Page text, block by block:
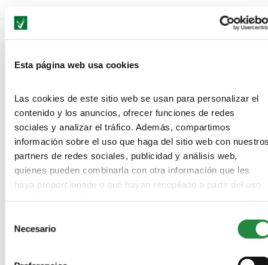
Esta página web usa cookies
Las cookies de este sitio web se usan para personalizar el
contenido y los anuncios, ofrecer funciones de redes
sociales y analizar el tráfico. Además, compartimos
información sobre el uso que haga del sitio web con
partners de redes sociales, publicidad y análisis web,
quienes pueden combinarla con otra información que les
haya proporcionado o que hayan recopilado a partir del uso
Necesario
NO COMMENTS
LEAVE A REPLY